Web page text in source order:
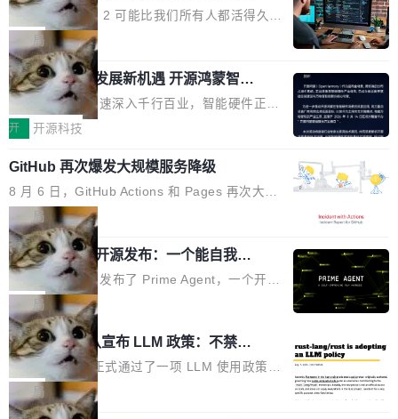
巧机身有效提升市面主流标准A...
的同时,服务商的竞争逻辑正在改变。2026年Top
Agency年度合辑的观察指出,“产品”这个离消费
者最近的载体,在整个品牌营销层面的权重显著变
高了。全域营销服务商的竞争正在从规模转向深
度,案例厚度、全域覆盖、多线协同...
话，他是说出了一个圈内人尽皆知但很少公开捅
破的事实。 Jordan 随后补充了一句软化声明：
「我不认为这些会议上大部分论文都在过度宣传
或造假。问题是，作为读者，如果你筛选出那些
看起来最令人兴奋的论文，那它们大部分都是过
度宣传的。」 这才是真正的痛点。不是所有论文
都有问题，是最吸引眼球的那批论文最有问题。
他引用的帖子来自 Mathew Shen，一位 ICLR 2
026 的读者：「看了篇 ...
3 开源项目
Flash Attention 2 可能比我们所有人都活得久。
这句话不是来自某个技术博客，而是出自 Hieu
Pham 的一条推文。Hieu Pham 是谁？他是 xAI
的早期工程师之一，在 Grok 训练基础设施团队
工作过。近日他在 X 上发了一条帖子，列出了他
认为现代 AI 领域最重要的三个开源项目。 第一
理由很具体。FA 系列不需要解释，但 FA2 是他
认为最重要的一个——复杂度恰到好处，刚好能
驱动你去学 CuTe，但还没被那些"邪恶的" Hopp
er++ 优化所淹没，足够容易修改和适配。 更关
键的是 FA2 的持久性...
局
共商智能硬件发展新机遇 开源鸿蒙智能
硬件开发者日杭州站即将举行
随着万物智联加速深入千行百业，智能硬件正从
单点设备迈向智能化、网联化、协同化发展。作
鸿蒙通过统一技术底座和分布式能力，为不同类
型智能设备的开发、连接与互联提供关键支撑，
也为产业链企业探索产品创新与商业增长打开新
的空间。 8月14日，开源鸿蒙智能硬件开发者日
（OHDD：OpenHarmony Hardware Develope
r Day）将在杭州启航。活动面向智能硬件产业
链企业和开发者，邀请行业专家与资深技术顾
问，围绕开源鸿蒙技术能力、设备适配、芯片适
配、功耗与稳定性调优、兼容性测评及统一互联
等内容展开系统讲解和实战交流，帮助企业进一
步了解开源鸿蒙在智能...
开 开源科技
GitHub 再次爆发大规模服务降级
8 月 6 日，GitHub Actions 和 Pages 再次大规
模服务降级，Actions 完全不可用超过 5 小时，
webhook 停发，连自托管 runner 也因调度层故
障无法工作。Pages、Copilot code review、C
opilot coding agent 全部受影响。从检测到完全
恢复，大约 12 小时。 这是 2026 年 8 月的第六
起事故，其中四起与 AI/Copilot 服务相关。 Git
Hub 员工 kdaigle 在 HN 讨论中贴出了一组数
据：2025 年全年 10 亿次 commit。现在，每周
2.75 亿次，全年预计 140 亿次。GitHub...
局
Prime Agent 开源发布：一个能自我改
进的编程 Agent，ARC-AGI 3 超越人类
专家基线
Prime Intellect 发布了 Prime Agent，一个开源
的编程 Agent Harness，核心设计围绕两个抽
象：Recursive Language Model（RLM）和 C
ontinual Harness。在 ARC-AGI 3 基准测试
上，Prime Agent + Opus 5 的组合达到了 95.
5% RHAE Best@1，超过了 ARC 报告的人类专
家基线 95.4%。 不是又一个 coding agent 包装
局
Rust 项目团队宣布 LLM 政策：不禁
止，但你要承认哪些代码不是你写的
Rust 语言项目正式通过了一项 LLM 使用政策，
覆盖 rust-lang/rust 单一仓库的代码贡献。这不
是项目级别的官方立场，目前由五个团队采纳，
局